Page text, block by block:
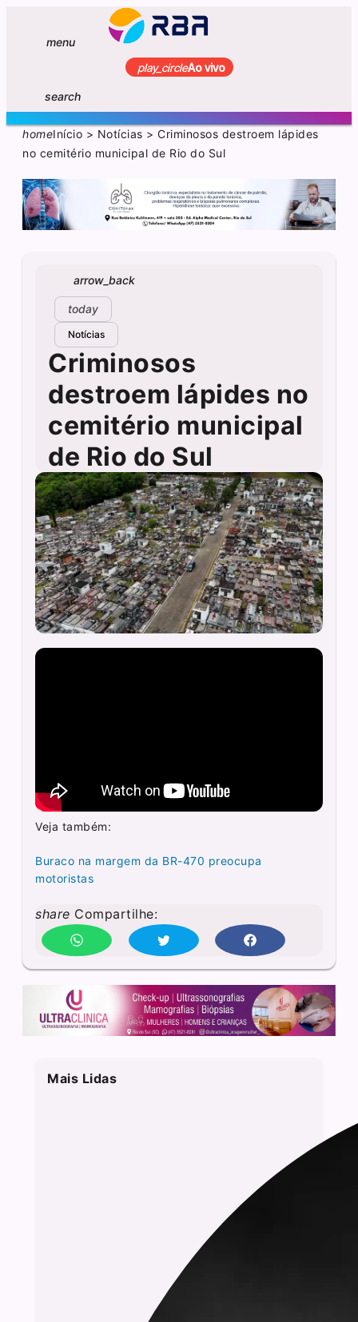
menu
play_circleAo vivo
search
homeInício > Notícias >Criminosos destroem lápides
no cemitério municipal de Rio do Sul
arrow_back
today
Notícias
Criminosos
destroem lápides no
cemitério municipal
de Rio do Sul
Veja também:
Buraco na margem da BR-470 preocupa
motoristas
share Compartilhe:
Mais Lidas